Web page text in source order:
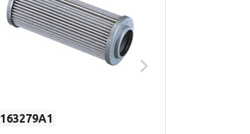
163279A1